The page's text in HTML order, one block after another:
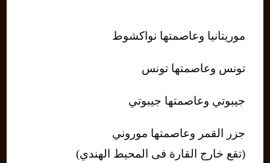
موريتانيا وعاصمتها نواكشوط
تونس وعاصمتها تونس
جيبوتي وعاصمتها جيبوتي
جزر القمر وعاصمتها موروني
(تقع خارج القارة فى المحيط الهندي)